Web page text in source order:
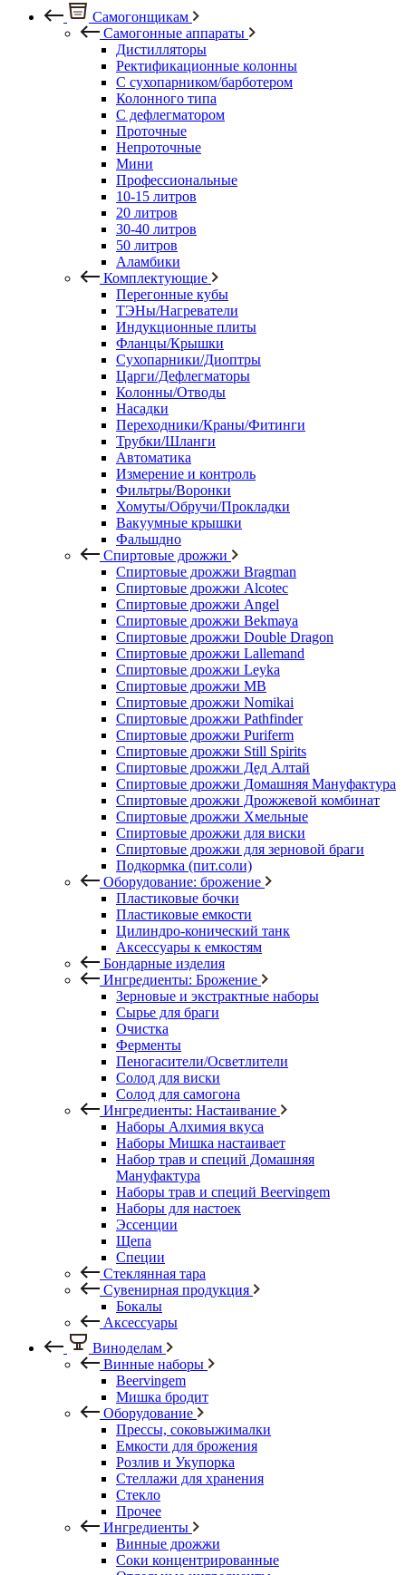
Самогонщикам
Самогонные аппараты
Дистилляторы
Ректификационные колонны
С сухопарником/барботером
Колонного типа
С дефлегматором
Проточные
Непроточные
Мини
Профессиональные
10-15 литров
20 литров
30-40 литров
50 литров
Аламбики
Комплектующие
Перегонные кубы
ТЭНы/Нагреватели
Индукционные плиты
Фланцы/Крышки
Сухопарники/Диоптры
Царги/Дефлегматоры
Колонны/Отводы
Насадки
Переходники/Краны/Фитинги
Трубки/Шланги
Автоматика
Измерение и контроль
Фильтры/Воронки
Хомуты/Обручи/Прокладки
Вакуумные крышки
Фальшдно
Спиртовые дрожжи
Спиртовые дрожжи Bragman
Спиртовые дрожжи Alcotec
Спиртовые дрожжи Angel
Спиртовые дрожжи Bekmaya
Спиртовые дрожжи Double Dragon
Спиртовые дрожжи Lallemand
Спиртовые дрожжи Leyka
Спиртовые дрожжи MB
Спиртовые дрожжи Nomikai
Спиртовые дрожжи Pathfinder
Спиртовые дрожжи Puriferm
Спиртовые дрожжи Still Spirits
Спиртовые дрожжи Дед Алтай
Спиртовые дрожжи Домашняя Мануфактура
Спиртовые дрожжи Дрожжевой комбинат
Спиртовые дрожжи Хмельные
Спиртовые дрожжи для виски
Спиртовые дрожжи для зерновой браги
Подкормка (пит.соли)
Оборудование: брожение
Пластиковые бочки
Пластиковые емкости
Цилиндро-конический танк
Аксессуары к емкостям
Бондарные изделия
Ингредиенты: Брожение
Зерновые и экстрактные наборы
Сырье для браги
Очистка
Ферменты
Пеногасители/Осветлители
Солод для виски
Солод для самогона
Ингредиенты: Настаивание
Наборы Алхимия вкуса
Наборы Мишка настаивает
Набор трав и специй Домашняя
Мануфактура
Наборы трав и специй Beervingem
Наборы для настоек
Эссенции
Щепа
Специи
Стеклянная тара
Сувенирная продукция
Бокалы
Аксессуары
Виноделам
Винные наборы
Beervingem
Мишка бродит
Оборудование
Прессы, соковыжималки
Емкости для брожения
Розлив и Укупорка
Стеллажи для хранения
Стекло
Прочее
Ингредиенты
Винные дрожжи
Соки концентрированные